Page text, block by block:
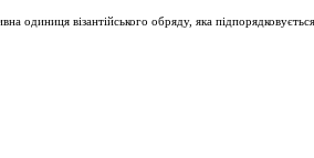
одиниця візантійського обряду, яка